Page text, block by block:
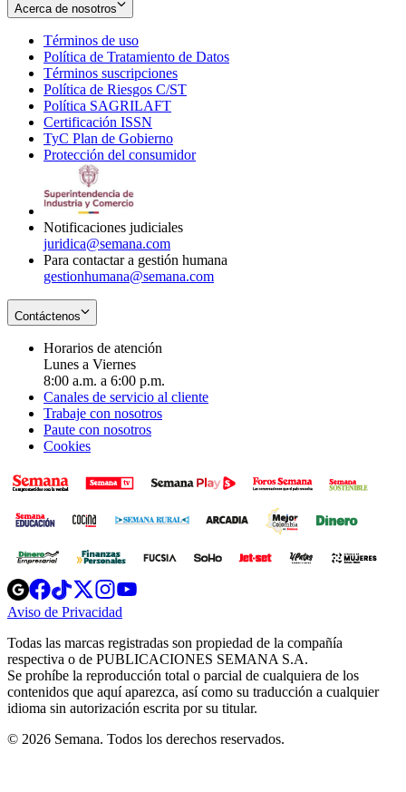
Acerca de nosotros
Términos de uso
in
new
window
Política de Tratamiento de Datos
Términos suscripciones
in
Política de Riesgos C/ST
Política SAGRILAFT
new
window
Certificación ISSN
in
new
TyC Plan de Gobierno
in
Protección del consumidorOpens
Notificaciones judiciales
juridica@semana.com
Para contactar a gestión humana
gestionhumana@semana.com
Contáctenos
Horarios de atención
Lunes a Viernes
8:00 a.m. a 6:00 p.m.
Canales de servicio al cliente
Trabaje con nosotros
Paute con nosotros
Cookies
Opens
in
new
Opens
in
new
Opens
in
new
window
Opens
new
windowwindow
Aviso de Privacidad
new
window
Todas las marcas registradas son propiedad de la compañía
respectiva o de PUBLICACIONES SEMANA S.A.
Se prohíbe la reproducción total o parcial de cualquiera de los
contenidos que aquí aparezca, así como su traducción a cualquier
idioma sin autorización escrita por su titular.
© 2026 Semana. Todos los derechos reservados.